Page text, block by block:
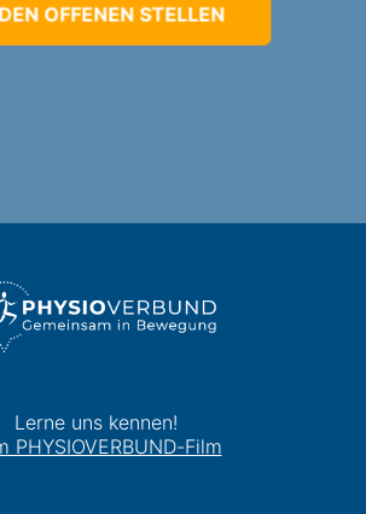
OFFENEN STELLEN
Lerne uns kennen!
PHYSIOVERBUND-Film